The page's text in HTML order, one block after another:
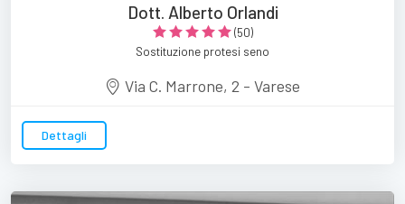
Dott. Alberto Orlandi
(50)
Sostituzione protesi seno
Via C. Marrone, 2 - Varese
Dettagli